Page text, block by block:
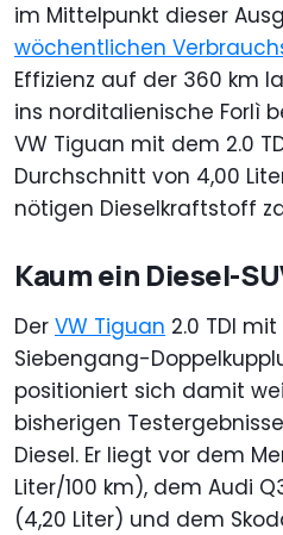
im Mittelpunkt dieser
wöchentlichen
Effizienz auf der 360 km
ins norditalienische Forlì
VW Tiguan mit dem 2.0
Durchschnitt von 4,00
nötigen Dieselkraftstoff
Kaum ein Diesel-
Der VW Tiguan 2.0 TDI mit
Siebengang-
positioniert sich damit
bisherigen
Diesel. Er liegt vor dem
Liter/100 km), dem Audi
(4,20 Liter) und dem